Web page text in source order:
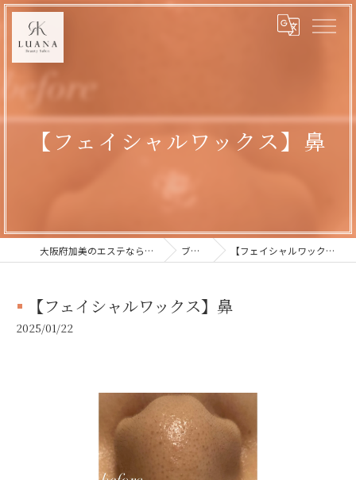
【フェイシャルワックス】鼻
大阪府加美のエステならLUANA ブログ 【フェイシャルワックス】鼻
【フェイシャルワックス】鼻
2025/01/22